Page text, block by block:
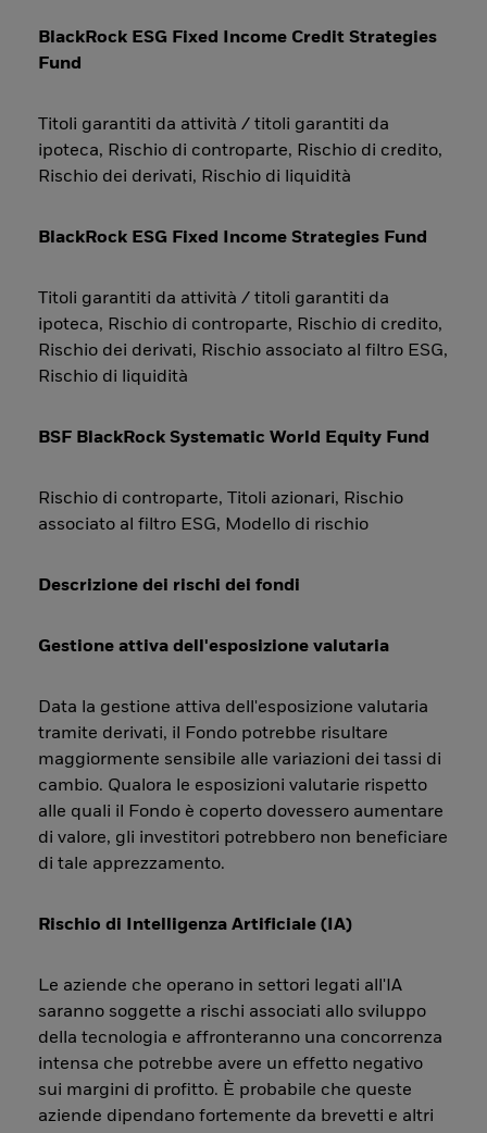
BlackRock ESG Fixed Income Credit Strategies
Fund
Titoli garantiti da attività / titoli garantiti da
ipoteca, Rischio di controparte, Rischio di credito,
Rischio dei derivati, Rischio di liquidità
BlackRock ESG Fixed Income Strategies Fund
Titoli garantiti da attività / titoli garantiti da
ipoteca, Rischio di controparte, Rischio di credito,
Rischio dei derivati, Rischio associato al filtro ESG,
Rischio di liquidità
BSF BlackRock Systematic World Equity Fund
Rischio di controparte, Titoli azionari, Rischio
associato al filtro ESG, Modello di rischio
Descrizione dei rischi dei fondi
Gestione attiva dell'esposizione valutaria
Data la gestione attiva dell'esposizione valutaria
tramite derivati, il Fondo potrebbe risultare
maggiormente sensibile alle variazioni dei tassi di
cambio. Qualora le esposizioni valutarie rispetto
alle quali il Fondo è coperto dovessero aumentare
di valore, gli investitori potrebbero non beneficiare
di tale apprezzamento.
Rischio di Intelligenza Artificiale (IA)
Le aziende che operano in settori legati all'IA
saranno soggette a rischi associati allo sviluppo
della tecnologia e affronteranno una concorrenza
intensa che potrebbe avere un effetto negativo
sui margini di profitto. È probabile che queste
aziende dipendano fortemente da brevetti e altri